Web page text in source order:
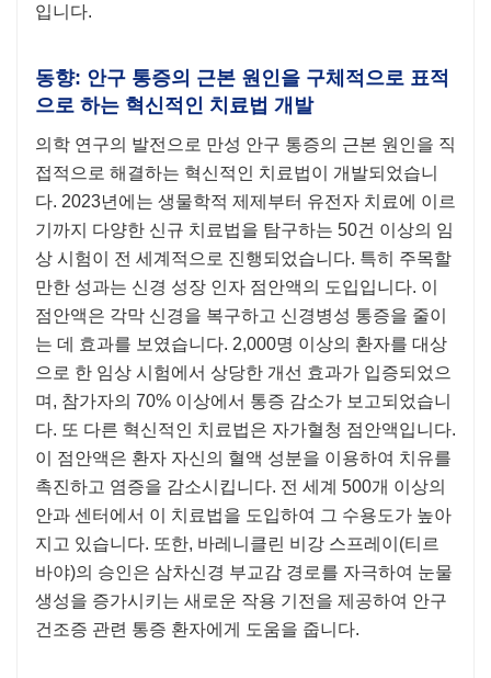
입니다.
동향: 안구 통증의 근본 원인을 구체적으로 표적
으로 하는 혁신적인 치료법 개발
의학 연구의 발전으로 만성 안구 통증의 근본 원인을 직
접적으로 해결하는 혁신적인 치료법이 개발되었습니
다. 2023년에는 생물학적 제제부터 유전자 치료에 이르
기까지 다양한 신규 치료법을 탐구하는 50건 이상의 임
상 시험이 전 세계적으로 진행되었습니다. 특히 주목할
만한 성과는 신경 성장 인자 점안액의 도입입니다. 이
점안액은 각막 신경을 복구하고 신경병성 통증을 줄이
는 데 효과를 보였습니다. 2,000명 이상의 환자를 대상
으로 한 임상 시험에서 상당한 개선 효과가 입증되었으
며, 참가자의 70% 이상에서 통증 감소가 보고되었습니
다. 또 다른 혁신적인 치료법은 자가혈청 점안액입니다.
이 점안액은 환자 자신의 혈액 성분을 이용하여 치유를
촉진하고 염증을 감소시킵니다. 전 세계 500개 이상의
안과 센터에서 이 치료법을 도입하여 그 수용도가 높아
지고 있습니다. 또한, 바레니클린 비강 스프레이(티르
바야)의 승인은 삼차신경 부교감 경로를 자극하여 눈물
생성을 증가시키는 새로운 작용 기전을 제공하여 안구
건조증 관련 통증 환자에게 도움을 줍니다.